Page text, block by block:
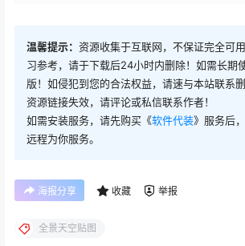
温馨提示： 资源收集于互联网，不保证完全可
习参考，请于下载后24小时内删除！如需长期
版！如侵犯到您的合法权益，请速与本站联系
资源链接失效，请评论或私信联系作者！
如需安装服务，请先购买《软件代装》服务后
远程为你服务。
海报分享 收藏 举报
全景天空贴图